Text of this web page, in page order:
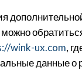
wink-ux.com,
данные о